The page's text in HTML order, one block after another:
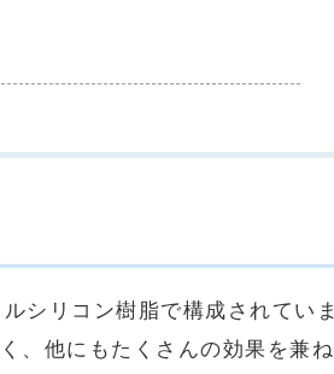
シリコン樹脂で構成されていま
、他にもたくさんの効果を兼ね